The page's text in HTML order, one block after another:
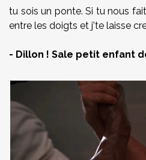
tu sois un ponte. Si tu nous
entre les doigts et j'te laisse
- Dillon ! Sale petit enfant